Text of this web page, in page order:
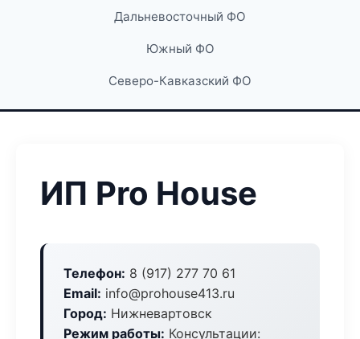
Дальневосточный ФО
Южный ФО
Северо-Кавказский ФО
ИП Pro House
Телефон: 8 (917) 277 70 61
Email: info@prohouse413.ru
Город: Нижневартовск
Режим работы: Консультации: